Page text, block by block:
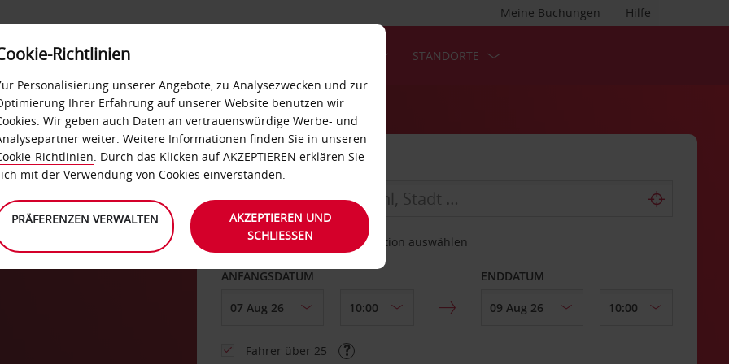
Hilfe
Meine Buchungen
LOYALTY SELF-SERVICES STANDORTE
ABHOLEN VON
Eine andere Rückgabestation auswählen
ANFANGSDATUM ENDDATUM
Fahrer über 25
Richtlinien
Personalisierung unserer Angebote, zu Analysezwecken und zur
Ihrer Erfahrung auf unserer Website benutzen wir
Wir geben auch Daten an vertrauenswürdige Werbe- und
weiter. Weitere Informationen finden Sie in unseren
Richtlinien. Durch das Klicken auf AKZEPTIEREN erklären Sie
mit der Verwendung von Cookies einverstanden.
PRÄFERENZEN VERWALTEN
AKZEPTIEREN UND
SCHLIESSEN